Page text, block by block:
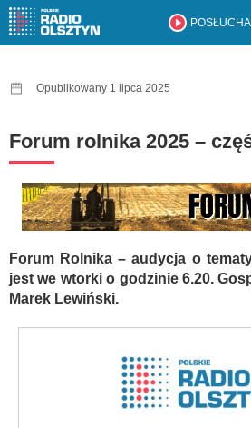
Opublikowany 1 lipca 2025
Forum rolnika 2025 –
Forum Rolnika – audycja o
jest we wtorki o godzinie 6.20.
Marek Lewiński.